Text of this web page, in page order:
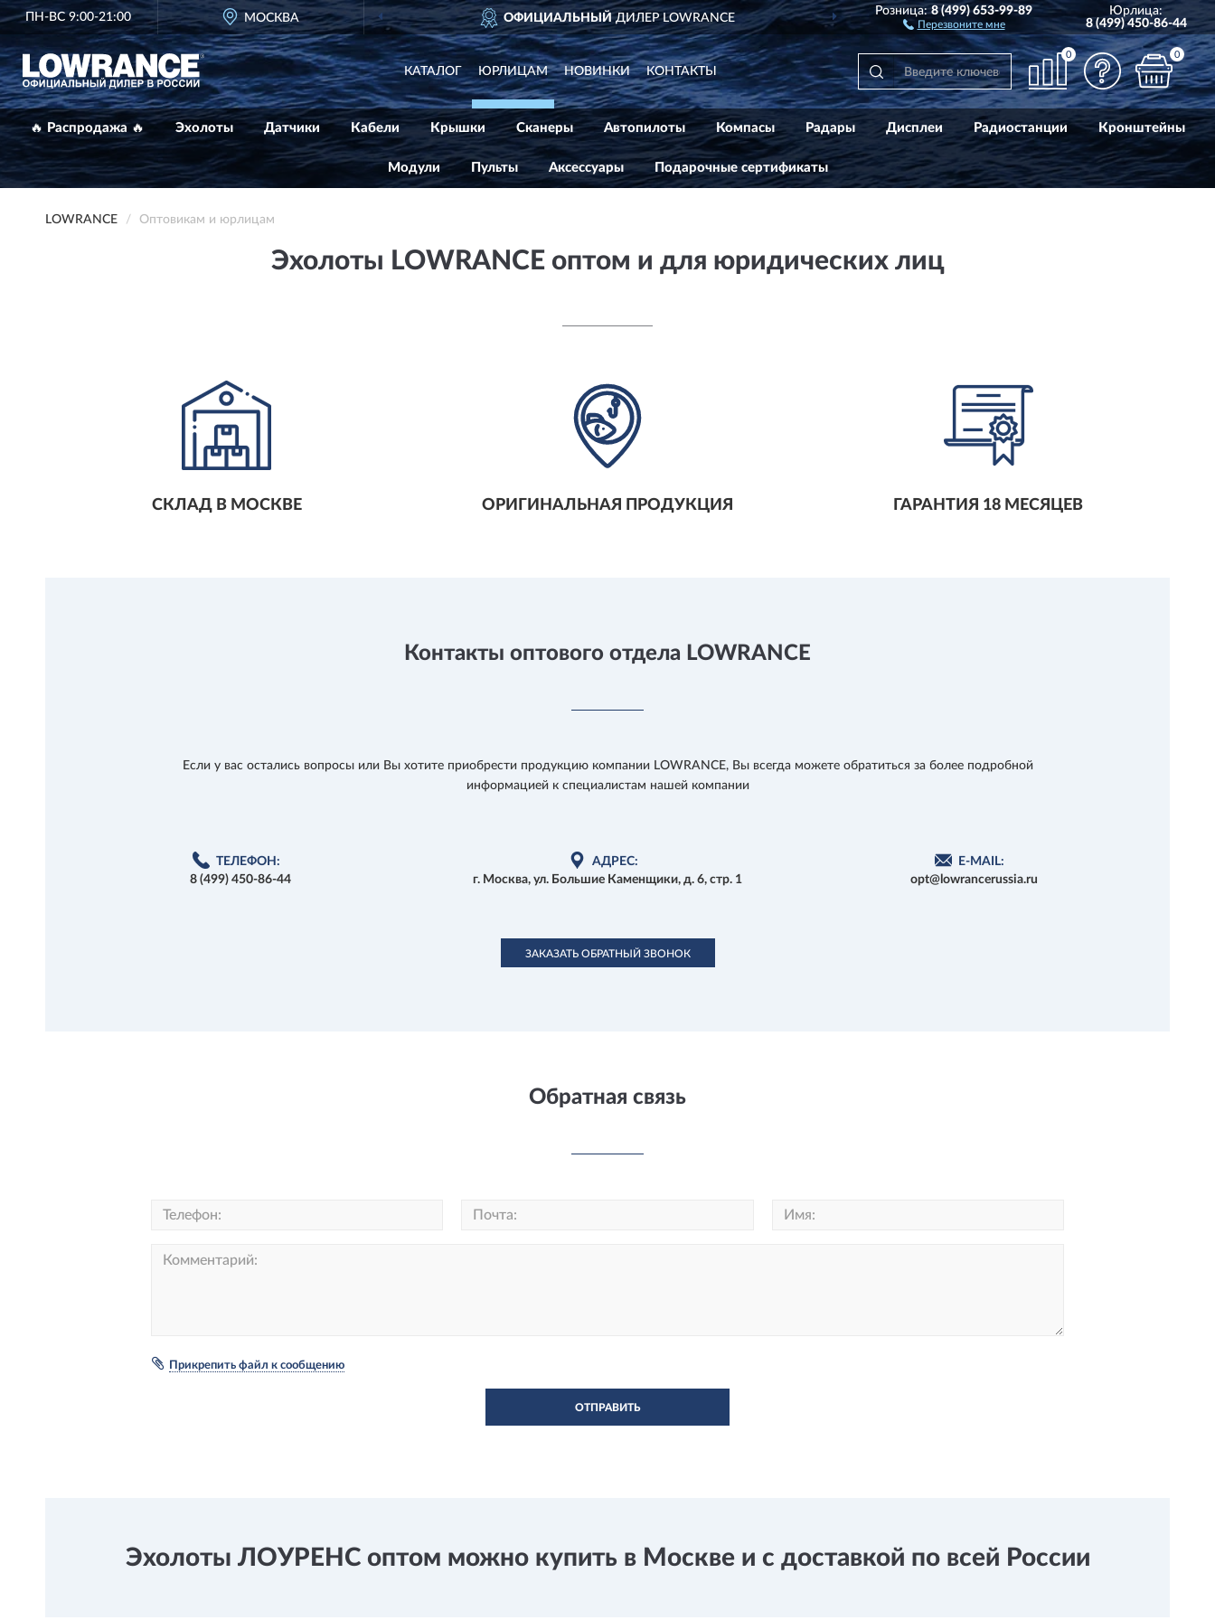
ПН-ВС 9:00-21:00 МОСКВА ОФИЦИАЛЬНЫЙДИЛЕР LOWRANCE ДОСТАВИМПО ВСЕЙ РОССИИ
Розница:8 (499) 653-99-89
Перезвоните мне
Юрлица:
8 (499) 450-86-44
КАТАЛОГ ЮРЛИЦАМ НОВИНКИ КОНТАКТЫ
0 0
🔥 Распродажа 🔥 Эхолоты Датчики Кабели Крышки Сканеры Автопилоты Компасы Радары Дисплеи Радиостанции Кронштейны
Модули Пульты Аксессуары Подарочные сертификаты
LOWRANCE Оптовикам и юрлицам
Эхолоты LOWRANCE оптом и для юридических лиц
СКЛАД В МОСКВЕ ОРИГИНАЛЬНАЯ ПРОДУКЦИЯ ГАРАНТИЯ 18 МЕСЯЦЕВ
Контакты оптового отдела LOWRANCE
Если у вас остались вопросы или Вы хотите приобрести продукцию компании LOWRANCE, Вы всегда можете обратиться за более подробной
информацией к специалистам нашей компании
ТЕЛЕФОН:
8 (499) 450-86-44
E-MAIL:
opt@lowrancerussia.ru
АДРЕС:
г. Москва, ул. Большие Каменщики, д. 6, стр. 1
ЗАКАЗАТЬ ОБРАТНЫЙ ЗВОНОК
Обратная связь
Прикрепить файл к сообщению
ОТПРАВИТЬ
Эхолоты ЛОУРЕНС оптом можно купить в Москве и с доставкой по всей России